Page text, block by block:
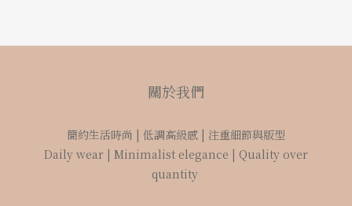
關於我們
簡約生活時尚 | 低調高級感 | 注重細節與版型
Daily wear | Minimalist elegance | Quality over
quantity